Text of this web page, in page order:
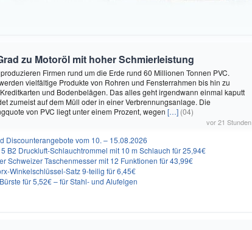
zu Motoröl mit hoher Schmierleistung
Firmen rund um die Erde rund 60 Millionen Tonnen PVC.
vielfältige Produkte von Rohren und Fensterrahmen bis hin zu
und Bodenbelägen. Das alles geht irgendwann einmal kaputt
zumeist auf dem Müll oder in einer Verbrennungsanlage. Die
von PVC liegt unter einem Prozent, wegen […] (04)
vor 21 Stunden
Discounterangebote vom 10. – 15.08.2026
B2 Druckluft-Schlauchtrommel mit 10 m Schlauch für 25,94€
Schweizer Taschenmesser mit 12 Funktionen für 43,99€
Winkelschlüssel-Satz 9-teilig für 6,45€
für 5,52€ – für Stahl- und Alufelgen